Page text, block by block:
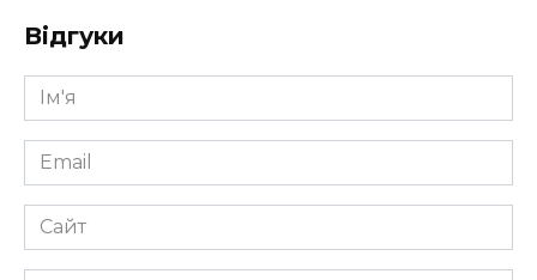
Відгуки
Ім'я
*
Email
*
Сайт